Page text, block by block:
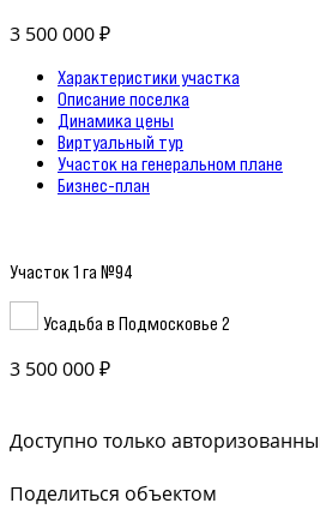
3 500 000 ₽
Характеристики участка
Описание поселка
Динамика цены
Виртуальный тур
Участок на генеральном плане
Бизнес-план
Участок 1 га №94
Усадьба в Подмосковье 2
3 500 000 ₽
Доступно только
Поделиться объектом